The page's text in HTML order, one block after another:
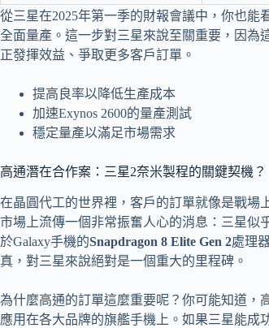
從三星在2025年第一季的財報會議中，你也
全面量產。這一步對三星來說至關重要，因為
正發揮效益、爭取更多客戶訂單。
提高良率以降低生產成本
加速Exynos 2600的量產測試
穩定量產以滿足市場需求
高通潛在合作案：三星2奈米製程的關鍵契機？
在晶圓代工的世界裡，客戶的訂單就像是戰場
市場上流傳一個非常振奮人心的消息：三星似
於Galaxy手機的Snapdragon 8 Elite Gen 2處理
真，對三星來說絕對是一個重大的里程碑。
為什麼高通的訂單這麼重要呢？你可能知道，
應用在各大品牌的旗艦手機上。如果三星能成